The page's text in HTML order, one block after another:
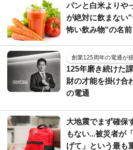
パンと白米よりや
が絶対に飲まない
怖い飲み物"の名前
創業125周年の電通が
125年磨き続けた
財の才能を掛け合
の電通
大地震でまず確保
もない...被災者が
げて」という最も